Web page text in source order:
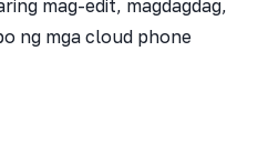
mag-edit, magdagdag,
ng mga cloud phone